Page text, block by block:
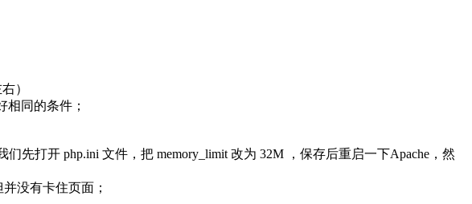
）
相同的条件；
先打开 php.ini 文件，把 memory_limit 改为 32M ，保存后重启一下Apache，然
没有卡住页面；